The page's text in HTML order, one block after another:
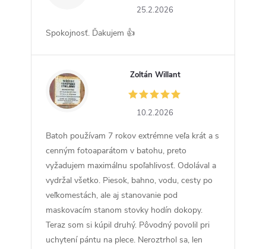
25.2.2026
Spokojnosť. Ďakujem 👍
ZW
Zoltán Willant
10.2.2026
Batoh používam 7 rokov extrémne veľa krát a s
cenným fotoaparátom v batohu, preto
vyžadujem maximálnu spoľahlivosť. Odolával a
vydržal všetko. Piesok, bahno, vodu, cesty po
veľkomestách, ale aj stanovanie pod
maskovacím stanom stovky hodín dokopy.
Teraz som si kúpil druhý. Pôvodný povolil pri
uchytení pántu na plece. Neroztrhol sa, len